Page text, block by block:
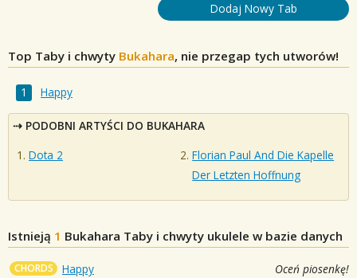
Dodaj Nowy Tab
Top Taby i chwyty Bukahara, nie przegap tych utworów!
Happy
PODOBNI ARTYŚCI DO BUKAHARA
Dota 2
Florian Paul And Die Kapelle
Der Letzten Hoffnung
Istnieją 1 Bukahara Taby i chwyty ukulele w bazie danych
CHORDS Happy Oceń piosenkę!